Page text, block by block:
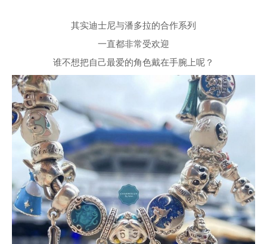
其实迪士尼与潘多拉的合作系列
一直都非常受欢迎
谁不想把自己最爱的角色戴在手腕上呢？